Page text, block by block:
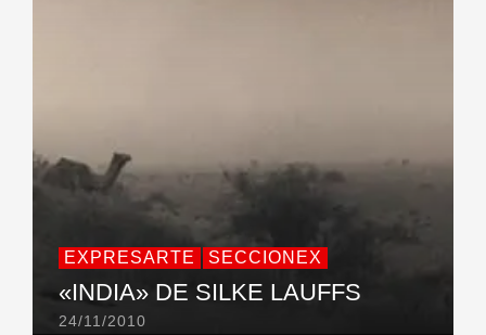
EXPRESARTE SECCIONEX
«INDIA» DE SILKE LAUFFS
24/11/2010